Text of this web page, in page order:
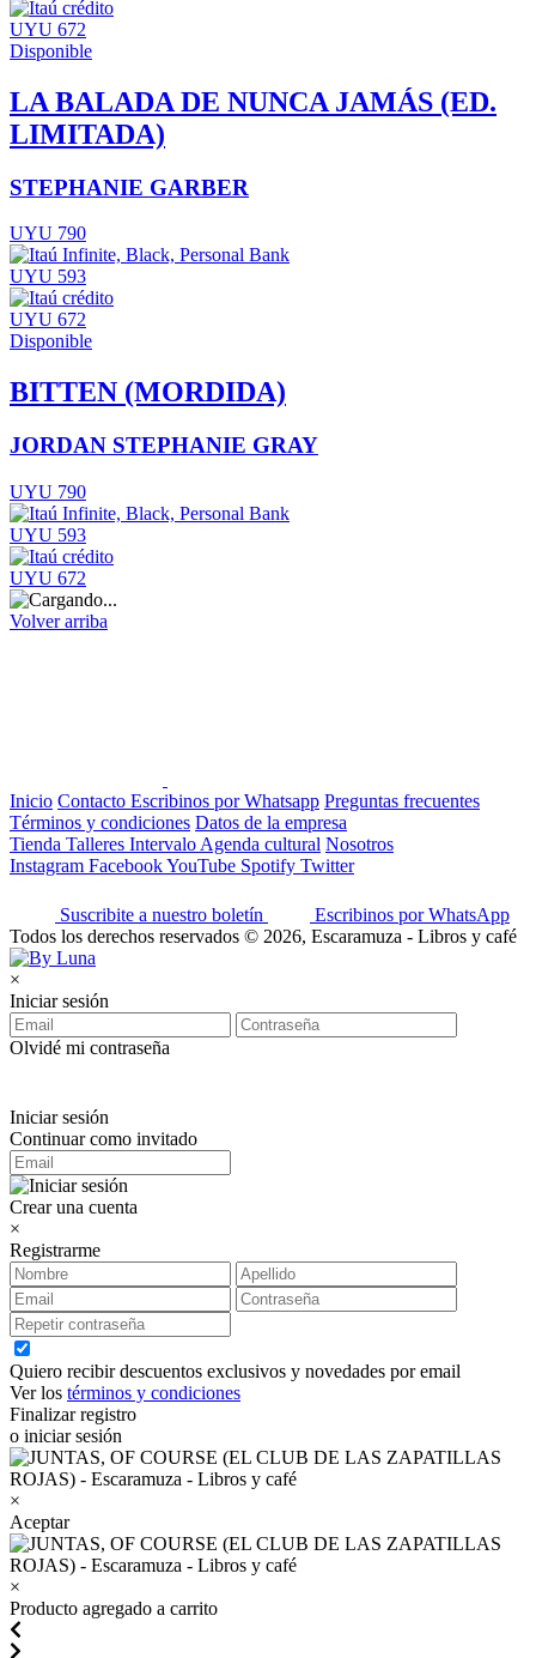
UYU 672
Disponible
LA BALADA DE NUNCA JAMÁS (ED.
LIMITADA)
STEPHANIE GARBER
UYU 790
UYU 593
UYU 672
Disponible
BITTEN (MORDIDA)
JORDAN STEPHANIE GRAY
UYU 790
UYU 593
UYU 672
Volver arriba
Inicio Contacto Escribinos por Whatsapp Preguntas frecuentes
Términos y condiciones Datos de la empresa
Tienda Talleres Intervalo Agenda cultural Nosotros
Instagram FacebookYouTube Spotify Twitter
Suscribite a nuestro boletín
Escribinos por WhatsApp
Todos los derechos reservados © 2026, Escaramuza - Libros y café
×
Iniciar sesión
Olvidé mi contraseña
Iniciar sesión
Continuar como invitado
Crear una cuenta
×
Registrarme
Quiero recibir descuentos exclusivos y novedades por email
Ver los términos y condiciones
Finalizar registro
o iniciar sesión
×
Aceptar
×
Producto agregado a carrito